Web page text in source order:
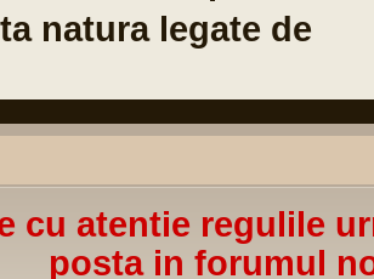
cu atentie regulile
posta in forumul